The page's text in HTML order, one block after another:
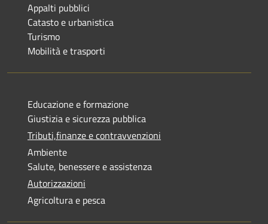
Appalti pubblici
Catasto e urbanistica
Turismo
Mobilità e trasporti
Educazione e formazione
Giustizia e sicurezza pubblica
Tributi,finanze e contravvenzioni
Ambiente
Salute, benessere e assistenza
Autorizzazioni
Agricoltura e pesca